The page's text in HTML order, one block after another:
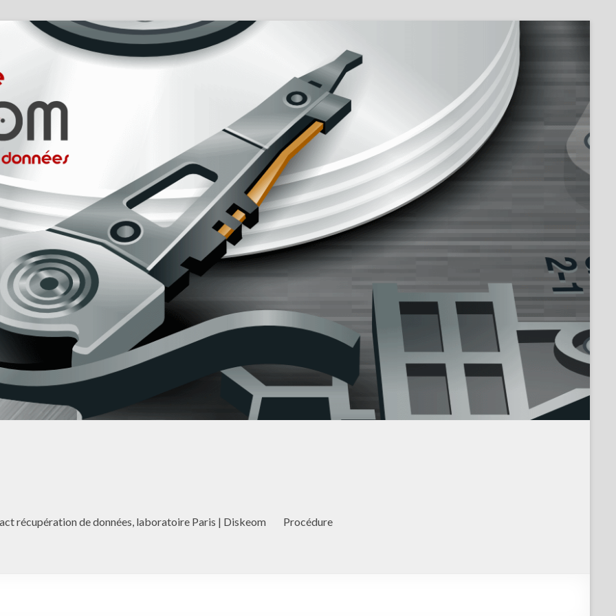
récupération de données, laboratoire Paris | Diskeom Procédure